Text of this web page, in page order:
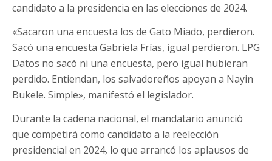
candidato a la presidencia en las elecciones de 2024.
«Sacaron una encuesta los de Gato Miado, perdieron.
Sacó una encuesta Gabriela Frías, igual perdieron. LPG
Datos no sacó ni una encuesta, pero igual hubieran
perdido. Entiendan, los salvadoreños apoyan a Nayin
Bukele. Simple», manifestó el legislador.
Durante la cadena nacional, el mandatario anunció
que competirá como candidato a la reelección
presidencial en 2024, lo que arrancó los aplausos de